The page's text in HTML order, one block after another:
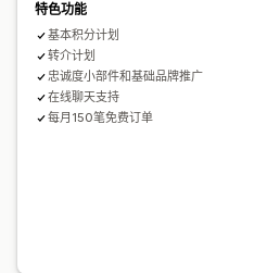
特色功能
基本积分计划
转介计划
忠诚度小部件和基础品牌推广
在线聊天支持
每月150笔免费订单